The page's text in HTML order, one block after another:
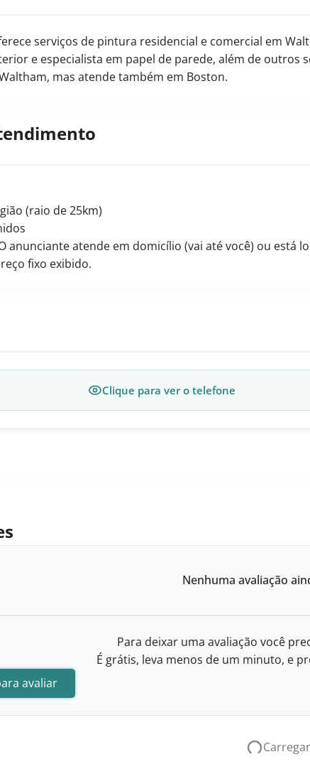
serviços de pintura residencial e comercial em
e especialista em papel de parede, além de outros
mas atende também em Boston.
(raio de 25km)
anunciante atende em domicílio (vai até você) ou está
fixo exibido.
Clique para ver o telefone
Nenhuma avaliação
Para deixar uma avaliação você
É grátis, leva menos de um minuto, e
avaliar